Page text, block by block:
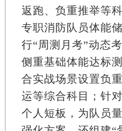
返跑、负重推举等
专职消防队员体能
行“周测月考”动态
侧重基础体能达标
合实战场景设置负
运等综合科目；针
个人短板，为队员